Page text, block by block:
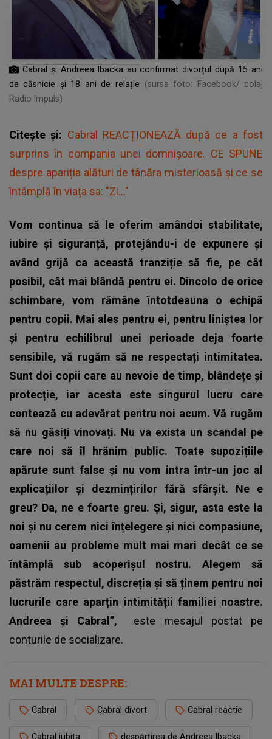
Cabral și Andreea Ibacka au confirmat divorțul după 15 ani
de căsnicie și 18 ani de relație
(sursa foto: Facebook/ colaj
Radio Impuls)
Citește și: Cabral REACȚIONEAZĂ după ce a fost
surprins în compania unei domnișoare. CE SPUNE
despre apariția alături de tânăra misterioasă și ce se
întâmplă în viața sa: "Zi..."
Vom continua să le oferim amândoi stabilitate,
iubire și siguranță, protejându-i de expunere și
având grijă ca această tranziție să fie, pe cât
posibil, cât mai blândă pentru ei. Dincolo de orice
schimbare, vom rămâne întotdeauna o echipă
pentru copii. Mai ales pentru ei, pentru liniștea lor
și pentru echilibrul unei perioade deja foarte
sensibile, vă rugăm să ne respectați intimitatea.
Sunt doi copii care au nevoie de timp, blândețe și
protecție, iar acesta este singurul lucru care
contează cu adevărat pentru noi acum. Vă rugăm
să nu găsiți vinovați. Nu va exista un scandal pe
care noi să îl hrănim public. Toate supozițiile
apărute sunt false și nu vom intra într-un joc al
explicațiilor și dezmințirilor fără sfârșit. Ne e
greu? Da, ne e foarte greu. Și, sigur, asta este la
noi și nu cerem nici înțelegere și nici compasiune,
oamenii au probleme mult mai mari decât ce se
întâmplă sub acoperișul nostru. Alegem să
păstrăm respectul, discreția și să ținem pentru noi
lucrurile care aparțin intimității familiei noastre.
Andreea și Cabral”, este mesajul postat pe
conturile de socializare.
MAI MULTE DESPRE:
Cabral Cabral divort Cabral reactie
Cabral iubita despărțirea de Andreea Ibacka